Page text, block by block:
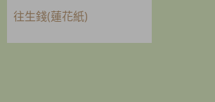
往生錢(蓮花紙)